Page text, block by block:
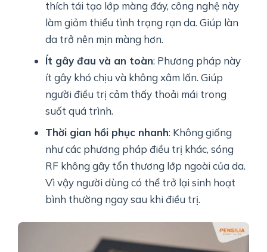
thích tái tạo lớp màng đáy, công nghệ này
làm giảm thiểu tình trạng rạn da. Giúp làn
da trở nên mịn màng hơn.
Ít gây đau và an toàn: Phương pháp này
ít gây khó chịu và không xâm lấn. Giúp
người điều trị cảm thấy thoải mái trong
suốt quá trình.
Thời gian hồi phục nhanh: Không giống
như các phương pháp điều trị khác, sóng
RF không gây tổn thương lớp ngoài của da.
Vì vậy người dùng có thể trở lại sinh hoạt
bình thường ngay sau khi điều trị.